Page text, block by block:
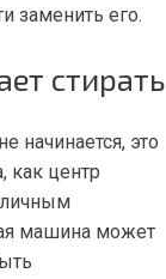
заменить его.
стирать
начинается, это
как центр
машина может